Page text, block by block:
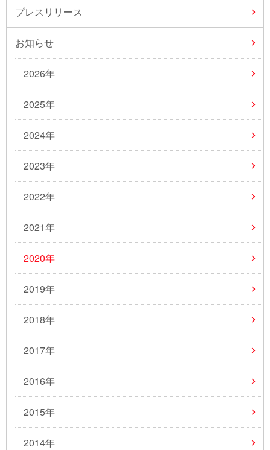
プレスリリース
お知らせ
2026年
2025年
2024年
2023年
2022年
2021年
2020年
2019年
2018年
2017年
2016年
2015年
2014年